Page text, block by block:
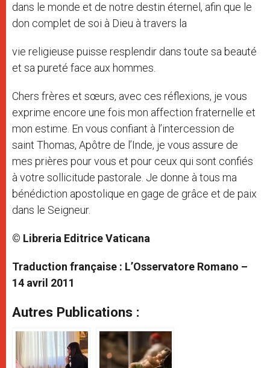
dans le monde et de notre destin éternel, afin que le
don complet de soi à Dieu à travers la
vie religieuse puisse resplendir dans toute sa beauté
et sa pureté face aux hommes.
Chers frères et sœurs, avec ces réflexions, je vous
exprime encore une fois mon affection fraternelle et
mon estime. En vous confiant à l’intercession de
saint Thomas, Apôtre de l’Inde, je vous assure de
mes prières pour vous et pour ceux qui sont confiés
à votre sollicitude pastorale. Je donne à tous ma
bénédiction apostolique en gage de grâce et de paix
dans le Seigneur.
© Libreria Editrice Vaticana
Traduction française : L’Osservatore Romano –
14 avril 2011
Autres Publications :